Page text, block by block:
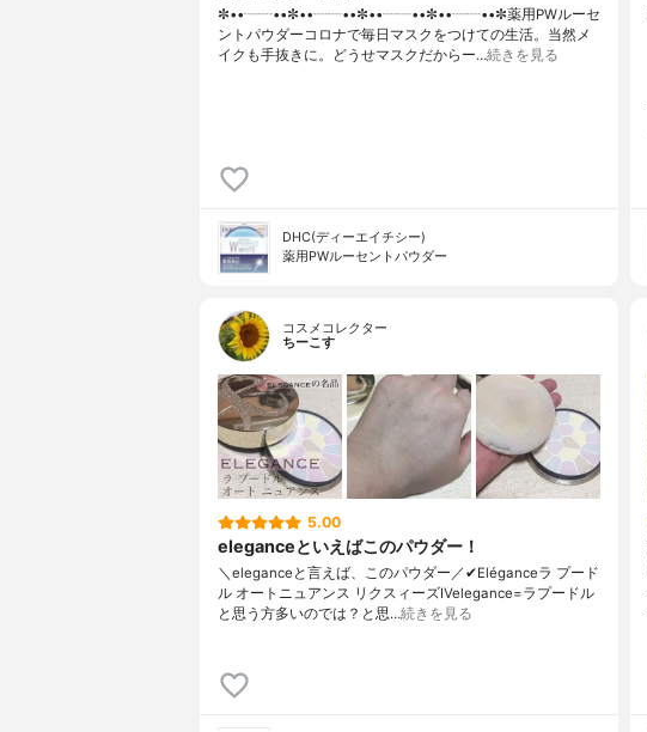
✼••┈┈••✼••┈┈••✼••┈┈••✼••┈┈••✼薬用PWルーセ
ントパウダーコロナで毎日マスクをつけての生活。当然メ
イクも手抜きに。どうせマスクだからー…続きを見る
DHC(ディーエイチシー)
薬用PWルーセントパウダー
コスメコレクター
ちーこす
5.00
eleganceといえばこのパウダー！
＼eleganceと言えば、このパウダー／✔︎Eléganceラ プード
ル オートニュアンス リクスィーズⅣelegance=ラプードル
と思う方多いのでは？と思…続きを見る